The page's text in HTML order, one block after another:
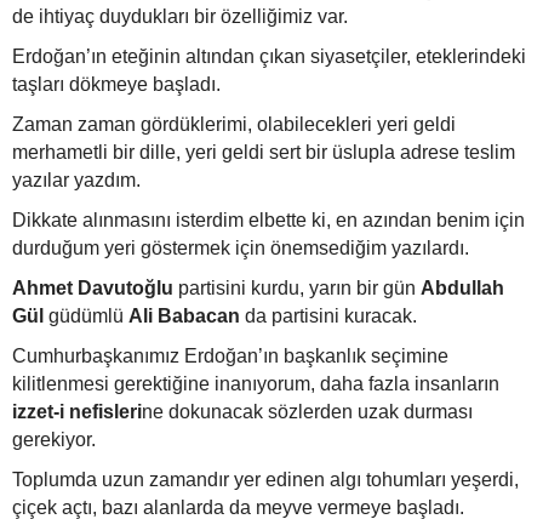
de ihtiyaç duydukları bir özelliğimiz var.
Erdoğan’ın eteğinin altından çıkan siyasetçiler, eteklerindeki
taşları dökmeye başladı.
Zaman zaman gördüklerimi, olabilecekleri yeri geldi
merhametli bir dille, yeri geldi sert bir üslupla adrese teslim
yazılar yazdım.
Dikkate alınmasını isterdim elbette ki, en azından benim için
durduğum yeri göstermek için önemsediğim yazılardı.
Ahmet Davutoğlu partisini kurdu, yarın bir gün Abdullah
Gül güdümlü Ali Babacan da partisini kuracak.
Cumhurbaşkanımız Erdoğan’ın başkanlık seçimine
kilitlenmesi gerektiğine inanıyorum, daha fazla insanların
izzet-i nefislerine dokunacak sözlerden uzak durması
gerekiyor.
Toplumda uzun zamandır yer edinen algı tohumları yeşerdi,
çiçek açtı, bazı alanlarda da meyve vermeye başladı.